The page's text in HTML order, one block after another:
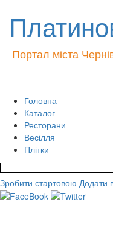
Портал міста
Головна
Каталог
Ресторани
Весілля
Плітки
Зробити стартовою Додати